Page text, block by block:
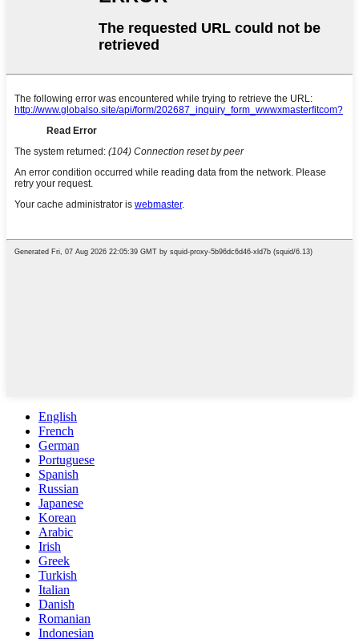
English
French
German
Portuguese
Spanish
Russian
Japanese
Korean
Arabic
Irish
Greek
Turkish
Italian
Danish
Romanian
Indonesian